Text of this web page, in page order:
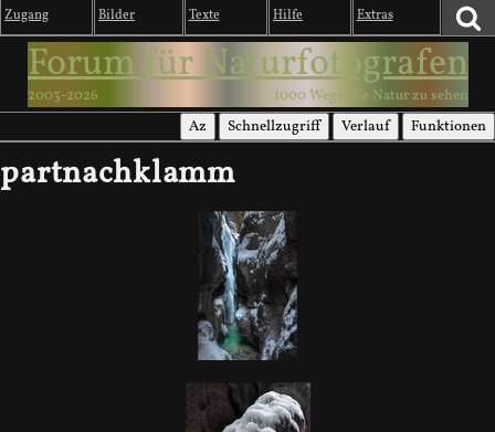
Zugang Bilder Texte Hilfe Extras
Forum für Naturfotografen
2003-2026 1000 Wege, die Natur zu sehen
Az Schnellzugriff Verlauf Funktionen
partnachklamm